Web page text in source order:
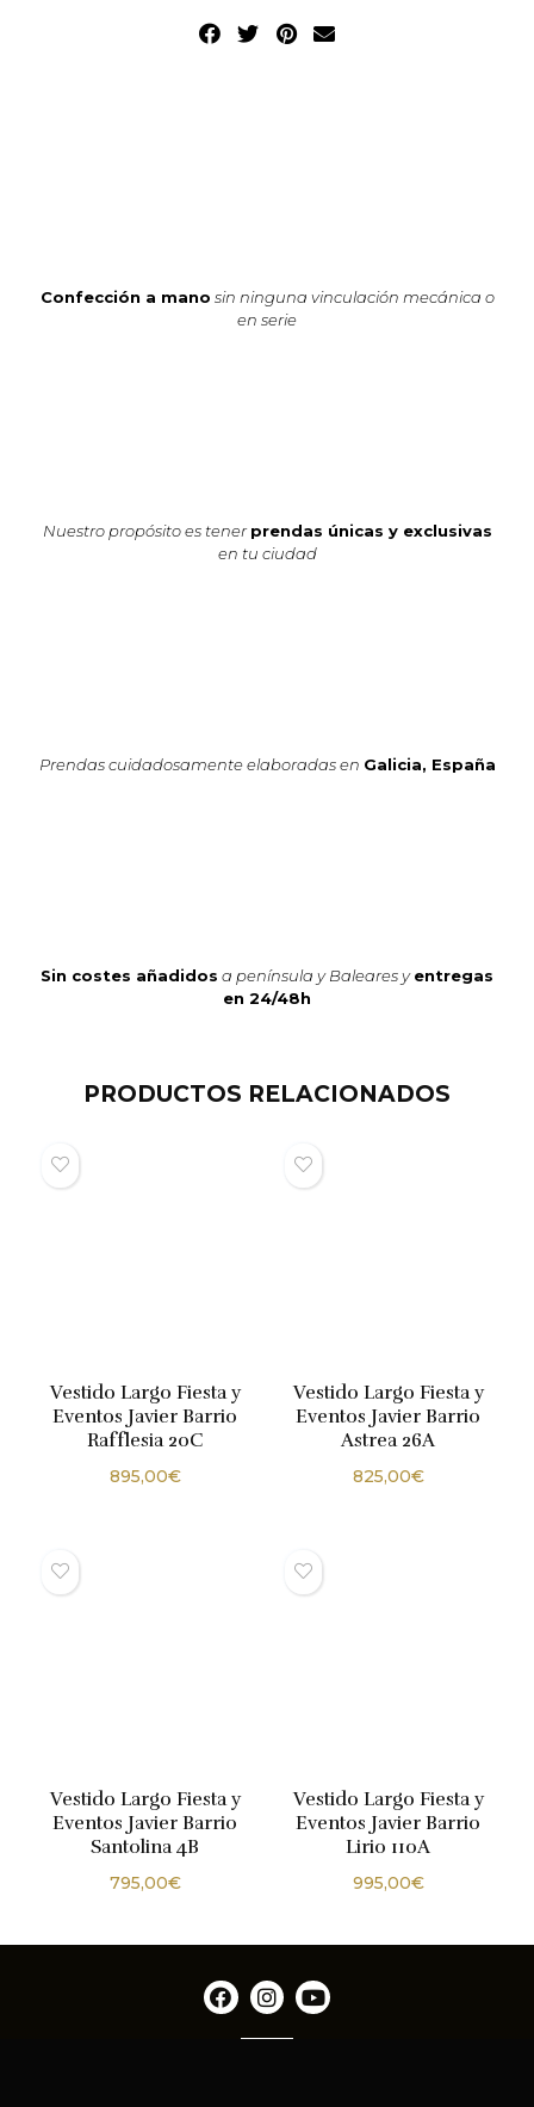
Confección a mano sin ninguna vinculación mecánica o
en serie
Nuestro propósito es tener prendas únicas y exclusivas
en tu ciudad
Prendas cuidadosamente elaboradas en Galicia, España
Sin costes añadidos a península y Baleares y entregas
en 24/48h
PRODUCTOS RELACIONADOS
Vestido Largo Fiesta y
Eventos Javier Barrio
Rafflesia 20C
895,00€
Vestido Largo Fiesta y
Eventos Javier Barrio
Astrea 26A
825,00€
Vestido Largo Fiesta y
Eventos Javier Barrio
Santolina 4B
795,00€
Vestido Largo Fiesta y
Eventos Javier Barrio
Lirio 110A
995,00€